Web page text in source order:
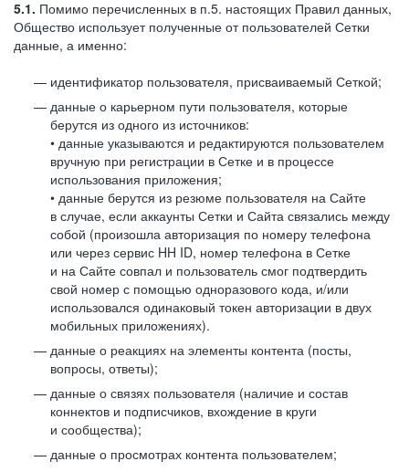
5.1. Помимо перечисленных в п.5. настоящих Правил данных,
Общество использует полученные от пользователей Сетки
данные, а именно:
идентификатор пользователя, присваиваемый Сеткой;
данные о карьерном пути пользователя, которые
берутся из одного из источников:
• данные указываются и редактируются пользователем
вручную при регистрации в Сетке и в процессе
использования приложения;
• данные берутся из резюме пользователя на Сайте
в случае, если аккаунты Сетки и Сайта связались между
собой (произошла авторизация по номеру телефона
или через сервис HH ID, номер телефона в Сетке
и на Сайте совпал и пользователь смог подтвердить
свой номер с помощью одноразового кода, и/или
использовался одинаковый токен авторизации в двух
мобильных приложениях).
данные о реакциях на элементы контента (посты,
вопросы, ответы);
данные о связях пользователя (наличие и состав
коннектов и подписчиков, вхождение в круги
и сообщества);
данные о просмотрах контента пользователем;